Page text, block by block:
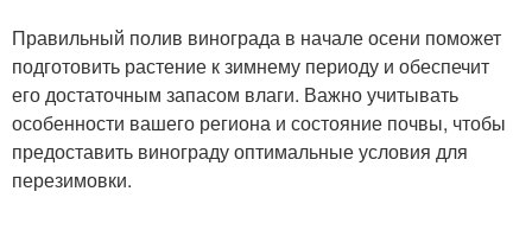
Правильный полив винограда в начале осени поможет
подготовить растение к зимнему периоду и обеспечит
его достаточным запасом влаги. Важно учитывать
особенности вашего региона и состояние почвы, чтобы
предоставить винограду оптимальные условия для
перезимовки.